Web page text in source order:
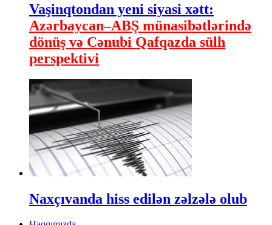
Vaşinqtondan yeni siyasi xətt:
Azərbaycan–ABŞ münasibətlərində
dönüş və Cənubi Qafqazda sülh
perspektivi
Naxçıvanda hiss edilən zəlzələ olub